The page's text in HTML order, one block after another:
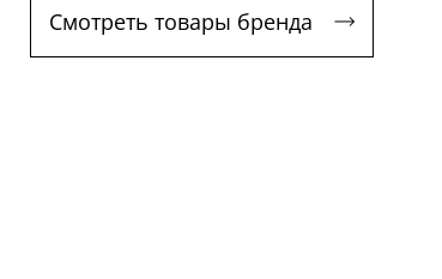
Смотреть товары бренда